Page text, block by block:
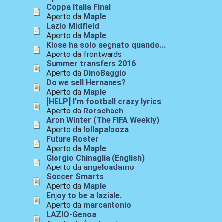
Coppa Italia Final
Aperto da Maple
Lazio Midfield
Aperto da Maple
Klose ha solo segnato quando...
Aperto da frontwards
Summer transfers 2016
Aperto da DinoBaggio
Do we sell Hernanes?
Aperto da Maple
[HELP] I'm football crazy lyrics
Aperto da Rorschach
Aron Winter (The FIFA Weekly)
Aperto da lollapalooza
Future Roster
Aperto da Maple
Giorgio Chinaglia (English)
Aperto da angeloadamo
Soccer Smarts
Aperto da Maple
Enjoy to be a laziale.
Aperto da marcantonio
LAZIO-Genoa